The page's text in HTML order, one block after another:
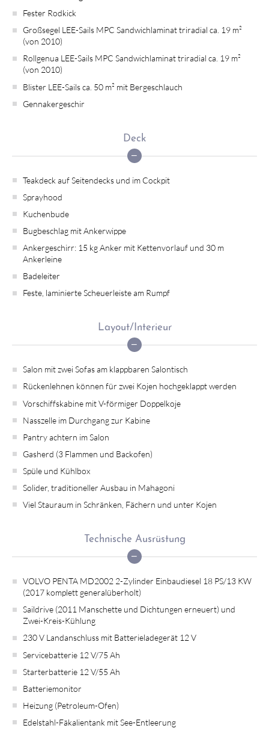
Fester Rodkick
Großsegel LEE-Sails MPC Sandwichlaminat triradial ca. 19 m²
(von 2010)
Rollgenua LEE-Sails MPC Sandwichlaminat triradial ca. 19 m²
(von 2010)
Blister LEE-Sails ca. 50 m² mit Bergeschlauch
Gennakergeschir
Deck
Teakdeck auf Seitendecks und im Cockpit
Sprayhood
Kuchenbude
Bugbeschlag mit Ankerwippe
Ankergeschirr: 15 kg Anker mit Kettenvorlauf und 30 m
Ankerleine
Badeleiter
Feste, laminierte Scheuerleiste am Rumpf
Layout/Interieur
Salon mit zwei Sofas am klappbaren Salontisch
Rückenlehnen können für zwei Kojen hochgeklappt werden
Vorschiffskabine mit V-förmiger Doppelkoje
Nasszelle im Durchgang zur Kabine
Pantry achtern im Salon
Gasherd (3 Flammen und Backofen)
Spüle und Kühlbox
Solider, traditioneller Ausbau in Mahagoni
Viel Stauraum in Schränken, Fächern und unter Kojen
Technische Ausrüstung
VOLVO PENTA MD2002 2-Zylinder Einbaudiesel 18 PS/13 KW
(2017 komplett generalüberholt)
Saildrive (2011 Manschette und Dichtungen erneuert) und
Zwei-Kreis-Kühlung
230 V Landanschluss mit Batterieladegerät 12 V
Servicebatterie 12 V/75 Ah
Starterbatterie 12 V/55 Ah
Batteriemonitor
Heizung (Petroleum-Ofen)
Edelstahl-Fäkalientank mit See-Entleerung